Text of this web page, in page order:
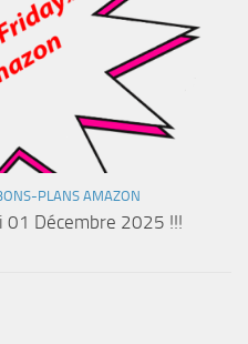
PLANS AMAZON
01 Décembre 2025 !!!